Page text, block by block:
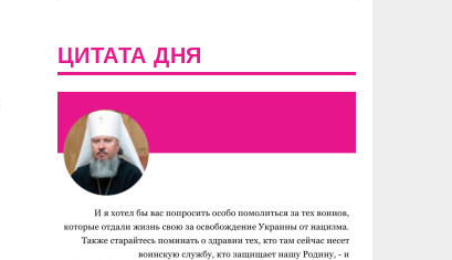
ЦИТАТА ДНЯ